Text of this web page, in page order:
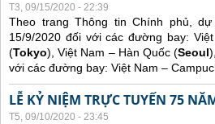
T3, 09/15/2020 - 22:39
Theo trang Thông tin Chính phủ,
15/9/2020 đối với các đường bay:
(Tokyo), Việt Nam – Hàn Quốc (Seoul
với các đường bay: Việt Nam –
LỄ KỶ NIỆM TRỰC TUYẾN 75
T5, 09/10/2020 - 23:45